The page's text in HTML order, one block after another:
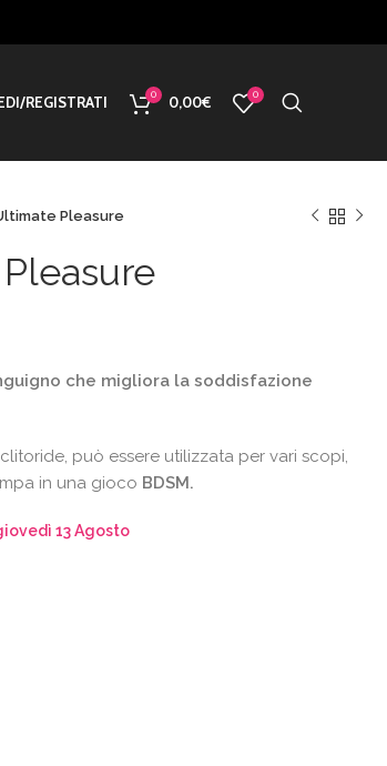
REGISTRATI 0 0,00€ 0
Pleasure
che migliora la soddisfazione
può essere utilizzata per vari scopi,
in una gioco BDSM.
13 Agosto